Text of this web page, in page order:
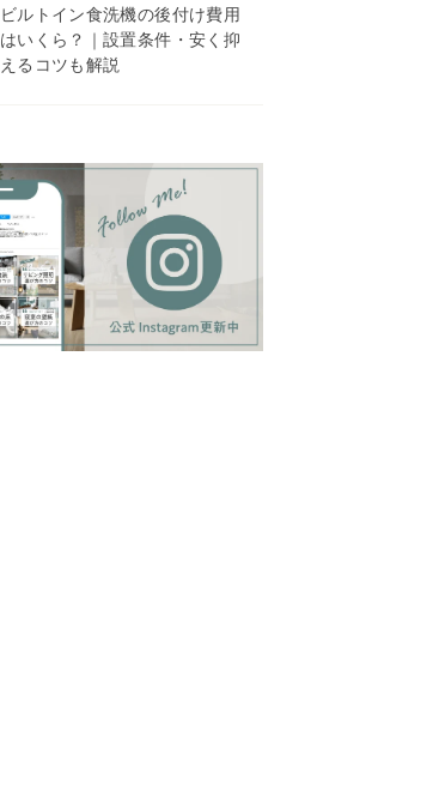
ビルトイン食洗機の後付け費用
はいくら？｜設置条件・安く抑
えるコツも解説